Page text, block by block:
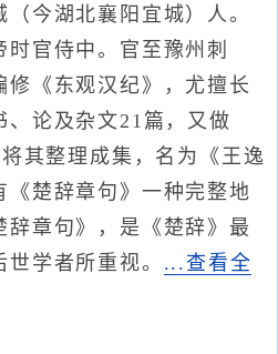
今湖北襄阳宜城）人。
官侍中。官至豫州刺
修《东观汉纪》，尤擅长
、论及杂文21篇，又做
其整理成集，名为《王逸
《楚辞章句》一种完整地
辞章句》，是《楚辞》最
学者所重视。 ...查看全